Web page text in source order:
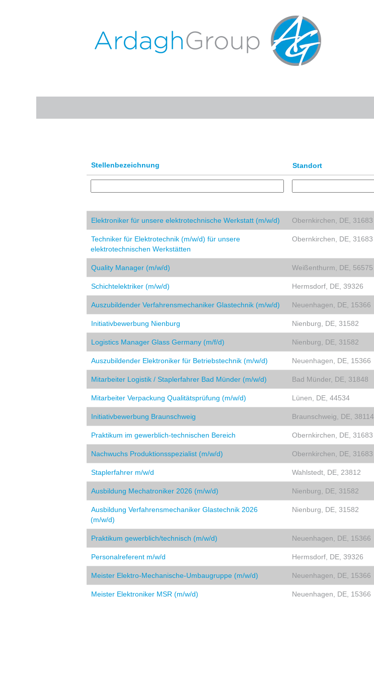
Suchergebnisse für "".
Nach Standort suchen
Stellenbezeichnung Standort
Elektroniker für unsere elektrotechnische Werkstatt (m/w/d) Obernkirchen, DE, 31683
Techniker für Elektrotechnik (m/w/d) für unsere
elektrotechnischen Werkstätten
Obernkirchen, DE, 31683
Quality Manager (m/w/d) Weißenthurm, DE, 56575
Schichtelektriker (m/w/d) Hermsdorf, DE, 39326
Auszubildender Verfahrensmechaniker Glastechnik (m/w/d) Neuenhagen, DE, 15366
Initiativbewerbung Nienburg Nienburg, DE, 31582
Logistics Manager Glass Germany (m/f/d) Nienburg, DE, 31582
Auszubildender Elektroniker für Betriebstechnik (m/w/d) Neuenhagen, DE, 15366
Mitarbeiter Logistik / Staplerfahrer Bad Münder (m/w/d) Bad Münder, DE, 31848
Mitarbeiter Verpackung Qualitätsprüfung (m/w/d) Lünen, DE, 44534
Initiativbewerbung Braunschweig Braunschweig, DE, 38114
Praktikum im gewerblich-technischen Bereich Obernkirchen, DE, 31683
Nachwuchs Produktionsspezialist (m/w/d) Obernkirchen, DE, 31683
Staplerfahrer m/w/d Wahlstedt, DE, 23812
Ausbildung Mechatroniker 2026 (m/w/d) Nienburg, DE, 31582
Ausbildung Verfahrensmechaniker Glastechnik 2026
(m/w/d)
Nienburg, DE, 31582
Praktikum gewerblich/technisch (m/w/d) Neuenhagen, DE, 15366
Personalreferent m/w/d Hermsdorf, DE, 39326
Meister Elektro-Mechanische-Umbaugruppe (m/w/d) Neuenhagen, DE, 15366
Meister Elektroniker MSR (m/w/d) Neuenhagen, DE, 15366